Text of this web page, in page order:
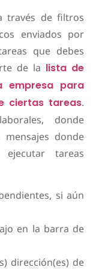
través de filtros
enviados por
que debes
de la lista de
empresa para
ciertas tareas.
donde
donde
tareas
si aún
en la barra de
dirección(es) de